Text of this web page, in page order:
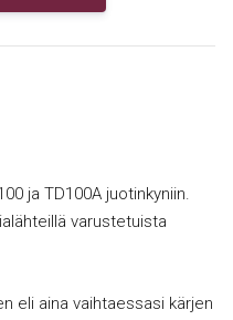
ja TD100A juotinkyniin.
varustetuista
eli aina vaihtaessasi kärjen